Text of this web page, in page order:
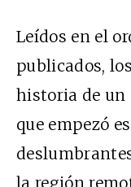
Leídos en el
publicados,
historia de un
que empezó